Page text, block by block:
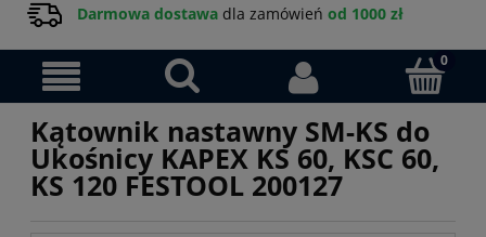
Darmowa dostawa dla zamówień od 1000 zł
Kątownik nastawny SM-KS do
Ukośnicy KAPEX KS 60, KSC 60,
KS 120 FESTOOL 200127